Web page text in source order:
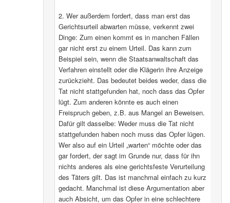
2. Wer außerdem fordert, dass man erst das
Gerichtsurteil abwarten müsse, verkennt zwei
Dinge: Zum einen kommt es in manchen Fällen
gar nicht erst zu einem Urteil. Das kann zum
Beispiel sein, wenn die Staatsanwaltschaft das
Verfahren einstellt oder die Klägerin ihre Anzeige
zurückzieht. Das bedeutet beides weder, dass die
Tat nicht stattgefunden hat, noch dass das Opfer
lügt. Zum anderen könnte es auch einen
Freispruch geben, z.B. aus Mangel an Beweisen.
Dafür gilt dasselbe: Weder muss die Tat nicht
stattgefunden haben noch muss das Opfer lügen.
Wer also auf ein Urteil „warten“ möchte oder das
gar fordert, der sagt im Grunde nur, dass für ihn
nichts anderes als eine gerichtsfeste Verurteilung
des Täters gilt. Das ist manchmal einfach zu kurz
gedacht. Manchmal ist diese Argumentation aber
auch Absicht, um das Opfer in eine schlechtere